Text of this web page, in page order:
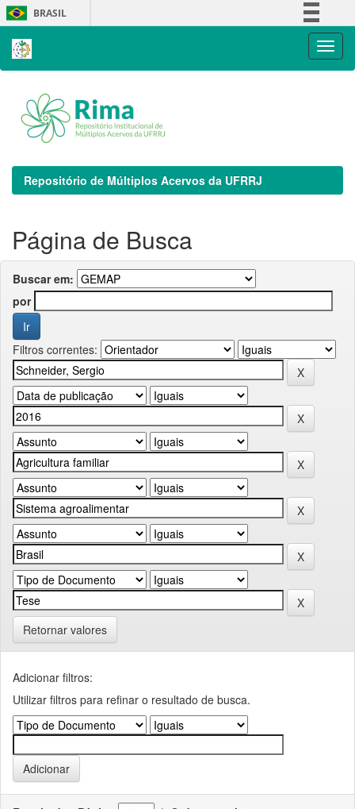
Skip
navigation
BRASIL
Repositório de Múltiplos Acervos da UFRRJ
Página de Busca
Buscar em:
por
Filtros correntes:
Retornar valores
Adicionar filtros:
Utilizar filtros para refinar o resultado de busca.